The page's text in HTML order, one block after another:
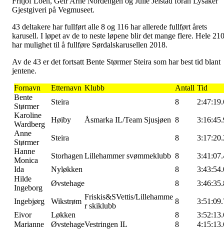
Gjestgiveri på Vegmuseet.
43 deltakere har fullført alle 8 og 116 har allerede fullført årets
karusell. I løpet av de to neste løpene blir det mange flere. Hele 210
har mulighet til å fullføre Sørdalskarusellen 2018.
Av de 43 er det fortsatt Bente Størmer Steira som har best tid blant
jentene.
Fornavn
Etternavn Klubb Antall Tid
Bente
Størmer
Steira 8
Karoline
Wardberg
Høiby Åsmarka IL/Team Sjusjøen 8
Anne
Størmer
Steira 8
Hanne
Monica
Storhagen Lillehammer svømmeklubb 8
Ida
Nyløkken 8
Hilde
Ingeborg
Øvstehage 8
Ingebjørg Wikstrøm
Friskis&SVettis/Lillehamme
r skiklubb
8
Eivor
Løkken 8
Marianne
ØvstehageVestringen IL 8